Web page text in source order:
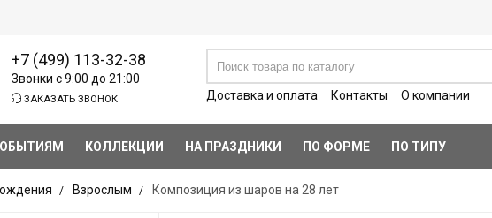
+7 (499) 113-32-38
Звонки с 9:00 до 21:00
ЗАКАЗАТЬ ЗВОНОК Доставка и оплата Контакты О компании
КОЛЛЕКЦИИ НА ПРАЗДНИКИ ПО ФОРМЕ ПО ТИПУ
Взрослым Композиция из шаров на 28 лет